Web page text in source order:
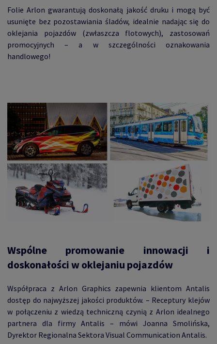
Folie Arlon gwarantują doskonałą jakość druku i mogą być
usunięte bez pozostawiania śladów, idealnie nadając się do
oklejania pojazdów (zwłaszcza flotowych), zastosowań
promocyjnych – a w szczególności oznakowania
handlowego!
Wspólne promowanie innowacji i
doskonałości w oklejaniu pojazdów
Współpraca z Arlon Graphics zapewnia klientom Antalis
dostęp do najwyższej jakości produktów. – Receptury klejów
w połączeniu z wiedzą techniczną czynią z Arlon idealnego
partnera dla firmy Antalis – mówi Joanna Smolińska,
Dyrektor Regionalna Sektora Visual Communication Antalis.